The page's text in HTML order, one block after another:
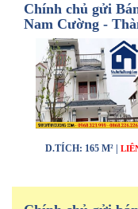
Chính chủ gửi
Nam Cường -
D.TÍCH: 165 M² |